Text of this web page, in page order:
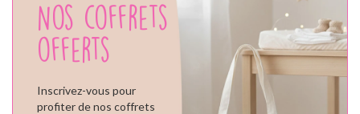
Nos coffrets
offerts
Inscrivez-vous pour
profiter de nos coffrets